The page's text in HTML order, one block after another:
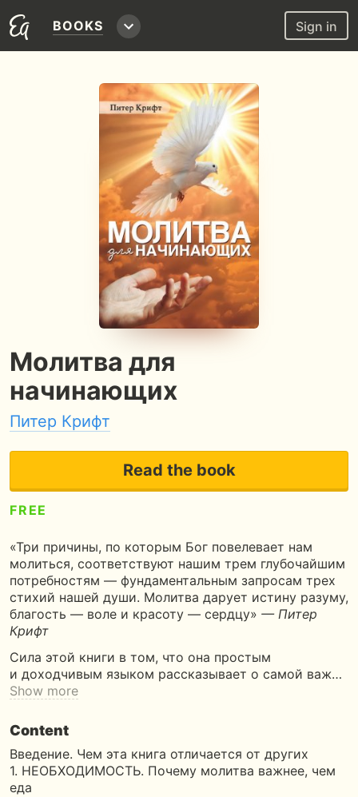
BOOKS Sign in
Молитва для
начинающих
Питер Крифт
Read the book
FREE
«Три причины, по которым Бог повелевает нам
молиться, соответствуют нашим трем глубочайшим
потребностям — фундаментальным запросам трех
стихий нашей души. Молитва дарует истину разуму,
благость — воле и красоту — сердцу» — Питер
Крифт
Сила этой книги в том, что она простым
и доходчивым языком рассказывает о самой важ…
Show more
Content
Введение. Чем эта книга отличается от других
1. НЕОБХОДИМОСТЬ. Почему молитва важнее, чем
еда